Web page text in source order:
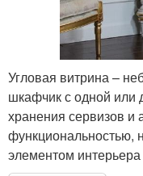
Угловая витрина –
шкафчик с одной или
хранения сервизов и
функциональностью,
элементом интерьера